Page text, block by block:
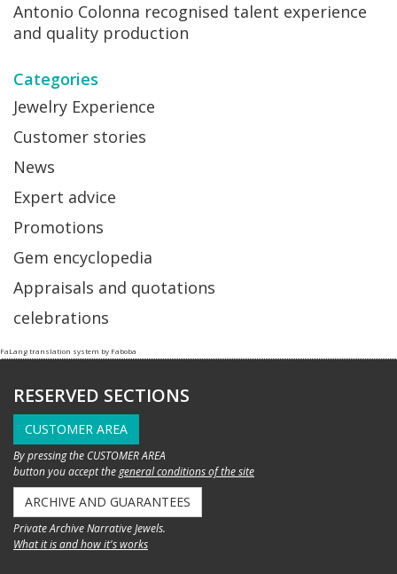
Antonio Colonna recognised talent experience
and quality production
Categories
Jewelry Experience
Customer stories
News
Expert advice
Promotions
Gem encyclopedia
Appraisals and quotations
celebrations
FaLang translation system by Faboba
RESERVED SECTIONS
CUSTOMER AREA
By pressing the CUSTOMER AREA
button you accept thegeneral conditions of the site
ARCHIVE AND GUARANTEES
Private Archive Narrative Jewels.
What it is and how it's works